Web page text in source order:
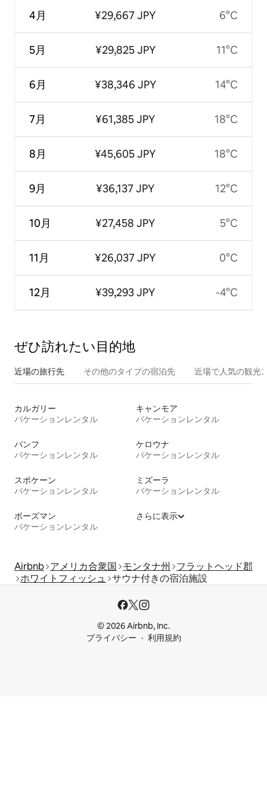
4月
5月
6月
7月
8月
9月
10月
11月
12月
¥29,667 JPY
¥29,825 JPY
¥38,346 JPY
¥61,385 JPY
¥45,605 JPY
¥36,137 JPY
¥27,458 JPY
¥26,037 JPY
¥39,293 JPY
6°C
11°C
14°C
18°C
18°C
12°C
5°C
0°C
-4°C
ぜひ訪⁠れ⁠た⁠い目⁠的⁠地
近場の旅行先 その他のタ⁠イ⁠プ⁠の宿⁠泊⁠先 近場で人気の観光
カルガリー
バケーションレンタル
キャンモア
バケーションレンタル
バンフ
バケーションレンタル
ケロウナ
バケーションレンタル
スポケーン
バケーションレンタル
ミズーラ
バケーションレンタル
ボーズマン
バケーションレンタル
さらに表示
Airbnb アメリカ合衆国 モンタナ州
フラットヘッド郡
ホワイトフィッシュ サウナ付きの宿泊施設
© 2026 Airbnb, Inc.
プライバシー
利用規約